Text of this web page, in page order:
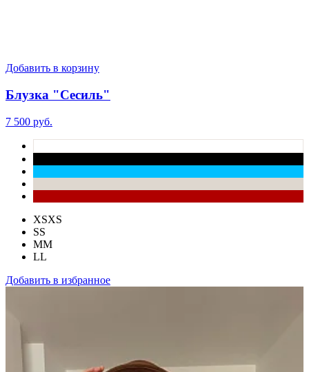
Добавить в корзину
Блузка "Сесиль"
7 500 руб.
XSXS
SS
MM
LL
Добавить в избранное